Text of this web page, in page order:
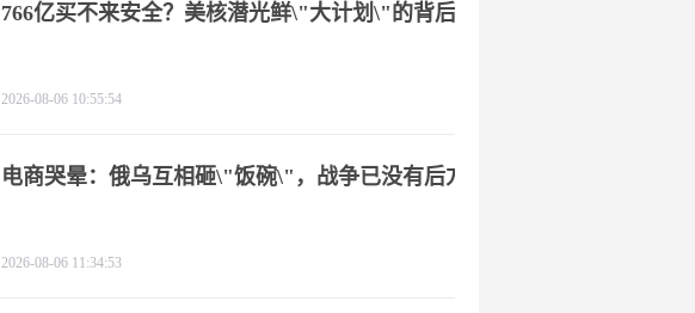
766亿买不来安全？美核潜光鲜\"大计划\"的背后
2026-08-06 10:55:54
电商哭晕：俄乌互相砸\"饭碗\"，战争已没有后方
2026-08-06 11:34:53